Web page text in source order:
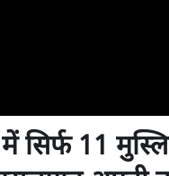
सिर्फ 11